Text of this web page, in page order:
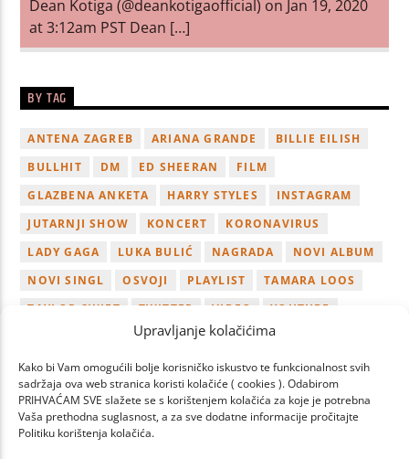
Upravljanje kolačićima
Kako bi Vam omogućili bolje korisničko iskustvo te funkcionalnost svih
sadržaja ova web stranica koristi kolačiće ( cookies ). Odabirom
PRIHVAĆAM SVE slažete se s korištenjem kolačića za koje je potrebna
Vaša prethodna suglasnost, a za sve dodatne informacije pročitajte
Politiku korištenja kolačića.
Dean Kotiga (@deankotigaofficial) on Jan 19, 2020
at 3:12am PST Dean […]
BY TAG
ANTENA ZAGREB ARIANA GRANDE
BILLIE EILISH
BULLHIT
DM ED SHEERAN
FILM
GLAZBENA ANKETA
HARRY STYLES
INSTAGRAM
JUTARNJI SHOW
KONCERT
KORONAVIRUS
LADY GAGA
LUKA BULIĆ NAGRADA
NOVI ALBUM
NOVI SINGL
OSVOJI PLAYLIST
TAMARA LOOS
TAYLOR SWIFT
TWITTER VIDEO
YOUTUBE